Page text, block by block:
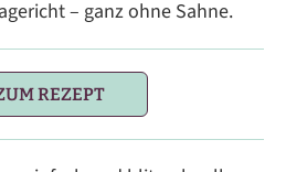
– ganz ohne Sahne.
REZEPT